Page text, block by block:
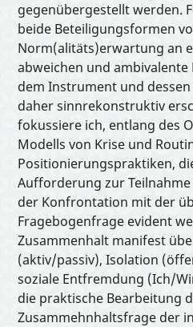
gegenübergestellt werden.
beide Beteiligungsformen
Norm(alitäts)erwartung an
abweichen und
dem Instrument und
daher sinnrekonstruktiv
fokussiere ich, entlang des
Modells von Krise und
Positionierungspraktiken,
Aufforderung zur
der Konfrontation mit der
Fragebogenfrage evident
Zusammenhalt manifest
(aktiv/passiv), Isolation
soziale Entfremdung (Ich/
die praktische Bearbeitung
Zusammehnhaltsfrage der